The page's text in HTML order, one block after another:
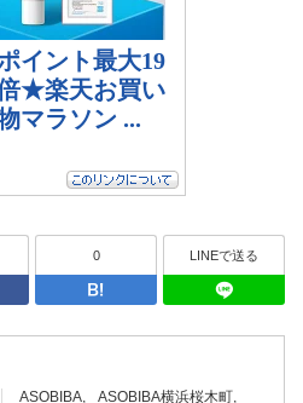
Facebook
0
はてなブッ
LINEで送る
ASOBIBA ASOBIBA横浜桜木町